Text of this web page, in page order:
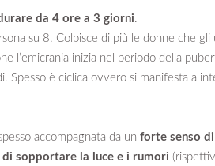
da 4 ore a 3 giorni.
su 8. Colpisce di più le donne che
l’emicrania inizia nel periodo della
Spesso è ciclica ovvero si manifesta a
accompagnata da un forte senso di
di sopportare la luce e i rumori